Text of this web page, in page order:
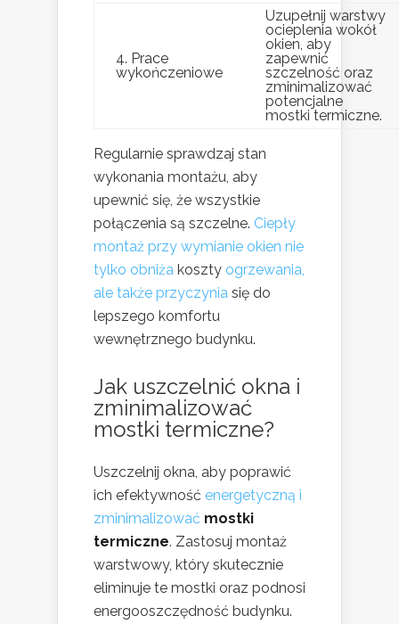
4. Prace
wykończeniowe
Uzupełnij warstwy
ocieplenia wokół
okien, aby
zapewnić
szczelność oraz
zminimalizować
potencjalne
mostki termiczne.
Regularnie sprawdzaj stan
wykonania montażu, aby
upewnić się, że wszystkie
połączenia są szczelne. Ciepły
montaż przy wymianie okien nie
tylko obniża koszty ogrzewania,
ale także przyczynia się do
lepszego komfortu
wewnętrznego budynku.
Jak uszczelnić okna i
zminimalizować
mostki termiczne?
Uszczelnij okna, aby poprawić
ich efektywność energetyczną i
zminimalizować mostki
termiczne. Zastosuj montaż
warstwowy, który skutecznie
eliminuje te mostki oraz podnosi
energooszczędność budynku.